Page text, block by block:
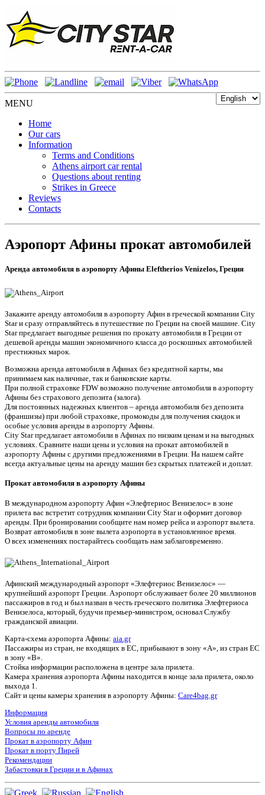
MENU
Home
Our cars
Information
Terms and Conditions
Athens airport car rental
Questions about renting
Strikes in Greece
Reviews
Contacts
Аэропорт Афины прокат автомобилей
Аренда автомобиля в аэропорту Афины Eleftherios Venizelos, Греция
Закажите аренду автомобиля в аэропорту Афин в греческой компании City
Star и сразу отправляйтесь в путешествие по Греции на своей машине. City
Star предлагает выгодные решения по прокату автомобиля в Греции от
дешевой аренды машин экономичного класса до роскошных автомобилей
престижных марок.
Возможна аренда автомобиля в Афинах без кредитной карты, мы
принимаем как наличные, так и банковские карты.
При полной страховке FDW возможно получение автомобиля в аэропорту
Афины без страхового депозита (залога).
Для постоянных надежных клиентов – аренда автомобиля без депозита
(франшизы) при любой страховке, промокоды для получения скидок и
особые условия аренды в аэропорту Афины.
City Star предлагает автомобили в Афинах по низким ценам и на выгодных
условиях. Сравните наши цены и условия на прокат автомобилей в
аэропорту Афины с другими предложениями в Греции. На нашем сайте
всегда актуальные цены на аренду машин без скрытых платежей и доплат.
Прокат автомобиля в аэропорту Афины
В международном аэропорту Афин «Элефтериос Венизелос» в зоне
прилета вас встретит сотрудник компании City Star и оформит договор
аренды. При бронировании сообщите нам номер рейса и аэропорт вылета.
Возврат автомобиля в зоне вылета аэропорта в установленное время.
О всех изменениях постарайтесь сообщать нам заблаговременно.
Афинский международный аэропорт «Элефтериос Венизелос» —
крупнейший аэропорт Греции. Аэропорт обслуживает более 20 миллионов
пассажиров в год и был назван в честь греческого политика Элефтериоса
Венизелоса, который, будучи премьер-министром, основал Службу
гражданской авиации.
Карта-схема аэропорта Афины: aia.gr
Пассажиры из стран, не входящих в ЕС, прибывают в зону «А», из стран ЕС
в зону «B».
Стойка информации расположена в центре зала прилета.
Камера хранения аэропорта Афины находится в конце зала прилета, около
выхода 1.
Сайт и цены камеры хранения в аэропорту Афины: Care4bag.gr
Информация
Условия аренды автомобиля
Вопросы по аренде
Прокат в аэропорту Афин
Прокат в порту Пирей
Рекомендации
Забастовки в Греции и в Афинах